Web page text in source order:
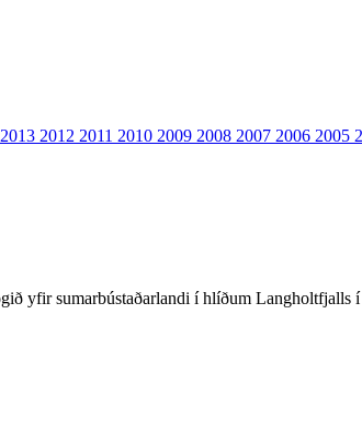
2013 2012 2011 2010 2009 2008 2007 2006 2005
yfir sumarbústaðarlandi í hlíðum Langholtfjalls